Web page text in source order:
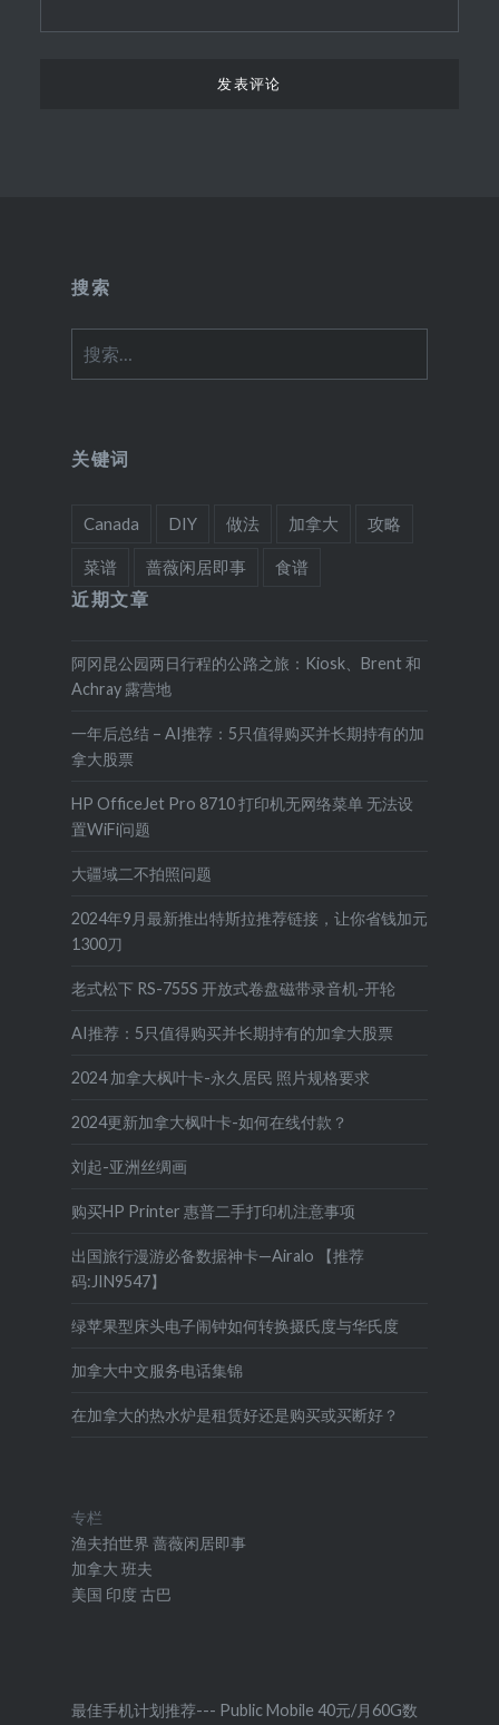
搜索
索：
关键词
Canada DIY 做法 加拿大 攻略
菜谱 蔷薇闲居即事 食谱
近期文章
阿冈昆公园两日行程的公路之旅：Kiosk、Brent 和
Achray 露营地
一年后总结 – AI推荐：5只值得购买并长期持有的加
拿大股票
HP OfficeJet Pro 8710 打印机无网络菜单 无法设
置WiFi问题
大疆域二不拍照问题
2024年9月最新推出特斯拉推荐链接，让你省钱加元
1300刀
老式松下 RS-755S 开放式卷盘磁带录音机-开轮
AI推荐：5只值得购买并长期持有的加拿大股票
2024 加拿大枫叶卡-永久居民 照片规格要求
2024更新加拿大枫叶卡-如何在线付款？
刘起-亚洲丝绸画
购买HP Printer 惠普二手打印机注意事项
出国旅行漫游必备数据神卡—Airalo 【推荐
码:JIN9547】
绿苹果型床头电子闹钟如何转换摄氏度与华氏度
加拿大中文服务电话集锦
在加拿大的热水炉是租赁好还是购买或买断好？
专栏
渔夫拍世界 蔷薇闲居即事
加拿大 班夫
美国 印度 古巴
最佳手机计划推荐--- Public Mobile 40元/月60G数